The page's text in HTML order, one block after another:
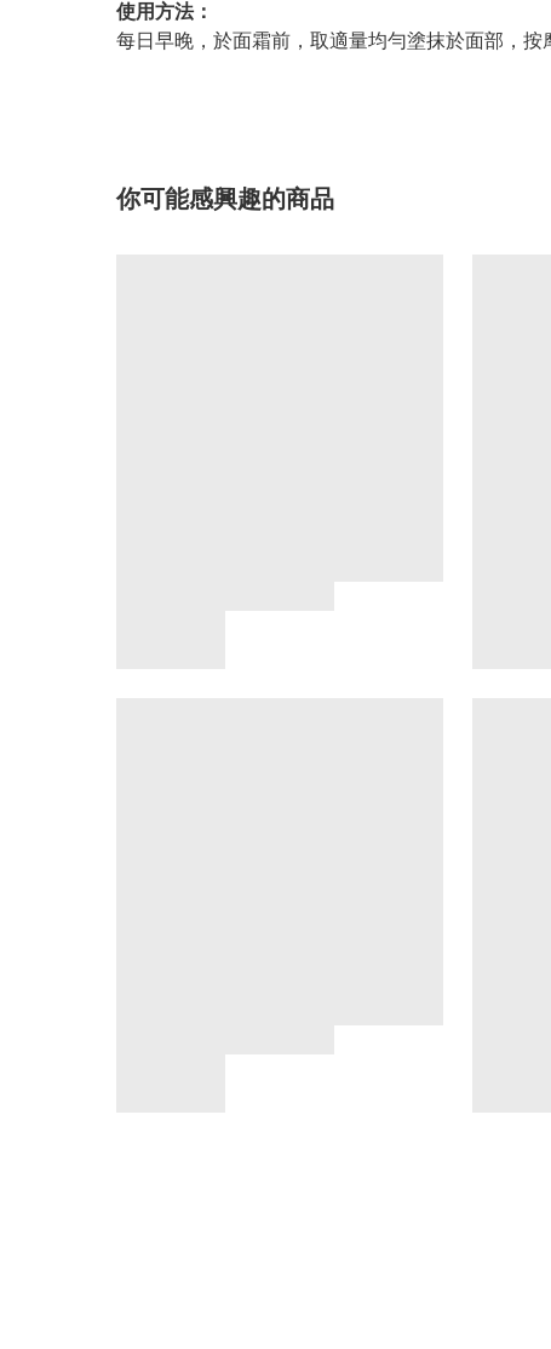
使用方法：
每日早晚，於面霜前，取適量均勻塗抹於面部，按
你可能感興趣的商品